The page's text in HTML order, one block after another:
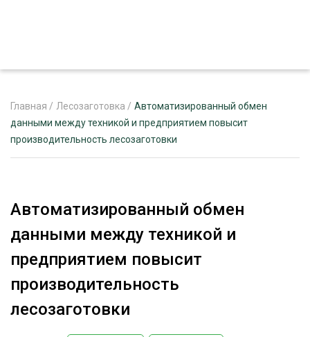
ЖУРНАЛ «ЛЕСНОЙ КОМПЛЕКС»
РЕКЛАМОДАТЕЛЯМ
ЛЕСНОЕ ХОЗЯЙСТВО
ЛЕСОЗАГОТОВКА
ЭКСПЕРТНОЕ МНЕНИЕ
Главная / Лесозаготовка / Автоматизированный обмен
данными между техникой и предприятием повысит
производительность лесозаготовки
Автоматизированный обмен
данными между техникой и
предприятием повысит
производительность
лесозаготовки